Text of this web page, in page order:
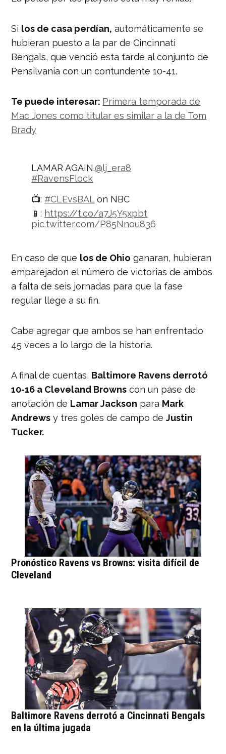
Si los de casa perdían, automáticamente se
hubieran puesto a la par de Cincinnati
Bengals, que venció esta tarde al conjunto de
Pensilvania con un contundente 10-41.
Te puede interesar: Primera temporada de
Mac Jones como titular es similar a la de Tom
Brady
LAMAR AGAIN.@lj_era8
#RavensFlock
📺: #CLEvsBAL on NBC
📱: https://t.co/a7J5Y5xpbt
pic.twitter.com/P85Nnou836
En caso de que los de Ohio ganaran, hubieran
emparejadon el número de victorias de ambos
a falta de seis jornadas para que la fase
regular llege a su fin.
Cabe agregar que ambos se han enfrentado
45 veces a lo largo de la historia.
A final de cuentas, Baltimore Ravens derrotó
10-16 a Cleveland Browns con un pase de
anotación de Lamar Jackson para Mark
Andrews y tres goles de campo deJustin
Tucker.
Pronóstico Ravens vs Browns: visita difícil de
Cleveland
Baltimore Ravens derrotó a Cincinnati Bengals
en la última jugada